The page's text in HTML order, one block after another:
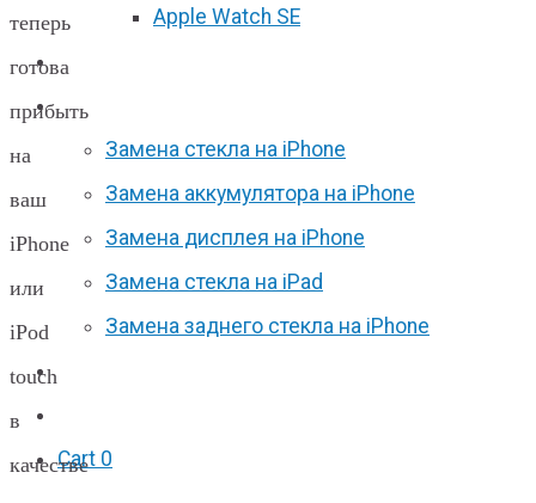
Apple Watch SE
Отзывы
Акции
Замена стекла на iPhone
Замена аккумулятора на iPhone
Замена дисплея на iPhone
Замена стекла на iPad
Замена заднего стекла на iPhone
Cart 0
теперь
готова
прибыть
на
ваш
iPhone
или
iPod
touch
в
качестве